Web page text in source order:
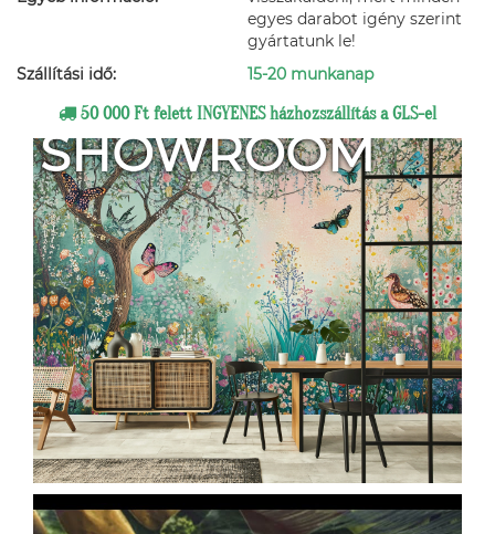
egyes darabot igény szerint
gyártatunk le!
Szállítási idő:
15-20 munkanap
50 000 Ft felett INGYENES házhozszállítás a GLS-el
SHOWROOM